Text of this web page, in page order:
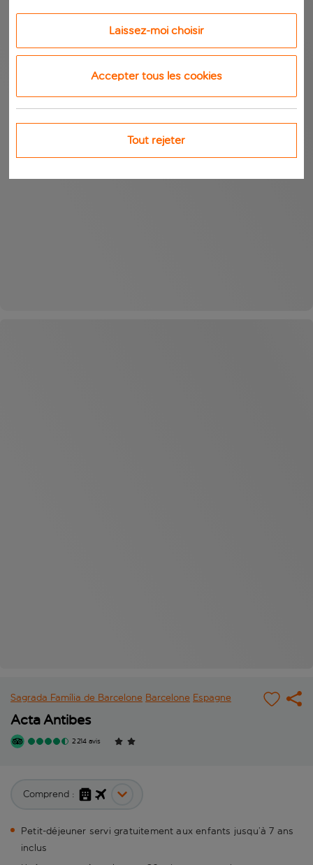
Sagrada Família de Barcelone Barcelone Espagne
Acta Antibes
2 214 avis
Comprend :
Petit-déjeuner servi gratuitement aux enfants jusqu’à 7 ans
inclus
Laissez-moi choisir
Accepter tous les cookies
Tout rejeter